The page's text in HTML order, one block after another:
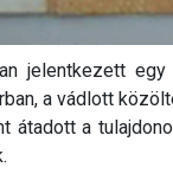
jelentkezett
a vádlott
átadott a